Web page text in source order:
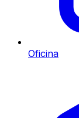
Oficina